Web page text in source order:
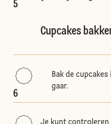
5
Cupcakes
6
Bak de
gaar.